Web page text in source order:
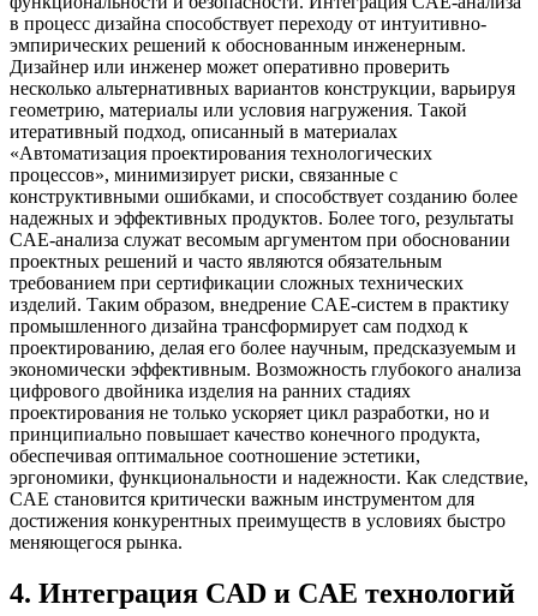
в процесс дизайна способствует переходу от интуитивно-
эмпирических решений к обоснованным инженерным.
Дизайнер или инженер может оперативно проверить
несколько альтернативных вариантов конструкции, варьируя
геометрию, материалы или условия нагружения. Такой
итеративный подход, описанный в материалах
«Автоматизация проектирования технологических
процессов», минимизирует риски, связанные с
конструктивными ошибками, и способствует созданию более
надежных и эффективных продуктов. Более того, результаты
CAE-анализа служат весомым аргументом при обосновании
проектных решений и часто являются обязательным
требованием при сертификации сложных технических
изделий. Таким образом, внедрение CAE-систем в практику
промышленного дизайна трансформирует сам подход к
проектированию, делая его более научным, предсказуемым и
экономически эффективным. Возможность глубокого анализа
цифрового двойника изделия на ранних стадиях
проектирования не только ускоряет цикл разработки, но и
принципиально повышает качество конечного продукта,
обеспечивая оптимальное соотношение эстетики,
эргономики, функциональности и надежности. Как следствие,
CAE становится критически важным инструментом для
достижения конкурентных преимуществ в условиях быстро
меняющегося рынка.
4. Интеграция CAD и CAE технологий